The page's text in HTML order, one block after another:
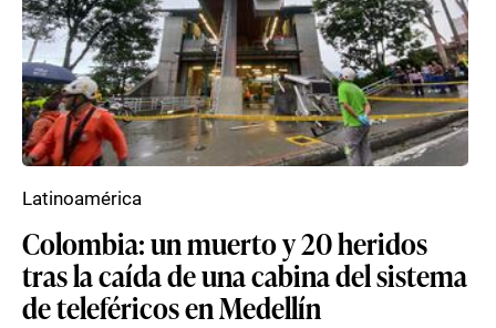
Colombia: un muerto y 20 heridos
tras la caída de una cabina del sistema
de teleféricos en Medellín
Latinoamérica